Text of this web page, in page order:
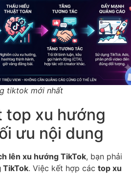
tiktok mới nhất
top xu hướng
ưu nội dung
lên xu hướng TikTok, bạn phải
TikTok. Việc kết hợp các top xu